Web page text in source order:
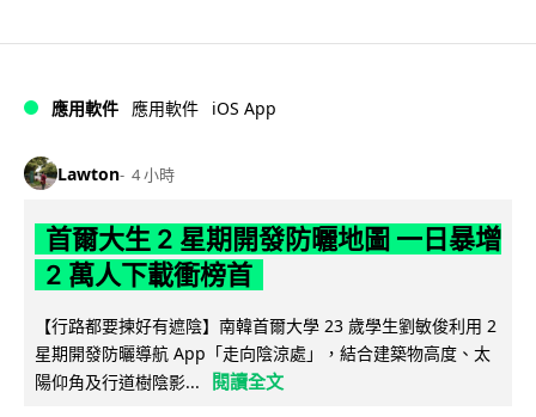
應用軟件 應用軟件 iOS App
Lawton 4 小時
首爾大生 2 星期開發防曬地圖 一日暴增
2 萬人下載衝榜首
【行路都要揀好有遮陰】南韓首爾大學 23 歲學生劉敏俊利用 2
星期開發防曬導航 App「走向陰涼處」，結合建築物高度、太
陽仰角及行道樹陰影...
閱讀全文